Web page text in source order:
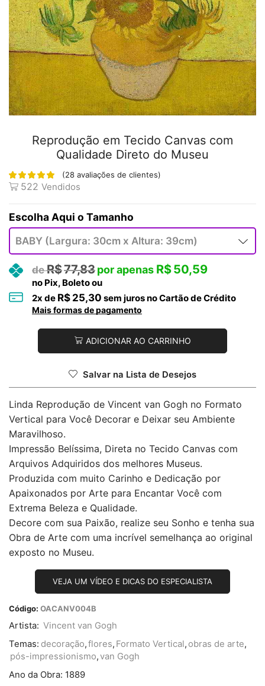
Reprodução em Tecido Canvas com
Qualidade Direto do Museu
(28 avaliações de clientes)
522 Vendidos
Tamanho
R$77,83 R$50,59
no Pix, Boleto ou
2x de R$ 25,30 sem juros no Cartão de Crédito
Mais formas de pagamento
ADICIONAR AO CARRINHO
Salvar na Lista de Desejos
Linda Reprodução de Vincent van Gogh no Formato
Vertical para Você Decorar e Deixar seu Ambiente
Maravilhoso.
Impressão Belíssima, Direta no Tecido Canvas com
Arquivos Adquiridos dos melhores Museus.
Produzida com muito Carinho e Dedicação por
Apaixonados por Arte para Encantar Você com
Extrema Beleza e Qualidade.
Decore com sua Paixão, realize seu Sonho e tenha sua
Obra de Arte com uma incrível semelhança ao original
exposto no Museu.
VEJA UM VÍDEO E DICAS DO ESPECIALISTA
Código: OACANV004B
Artista: Vincent van Gogh
Temas: decoração,flores, Formato Vertical, obras de arte,
pós-impressionismo,van Gogh
Ano da Obra: 1889